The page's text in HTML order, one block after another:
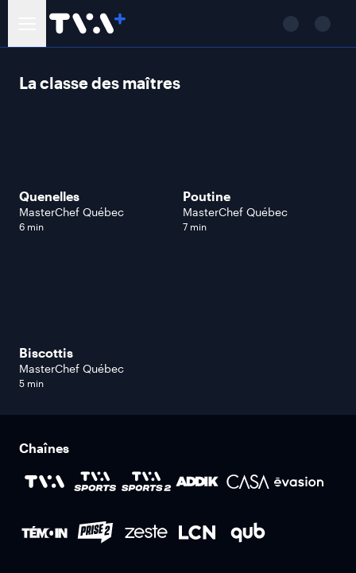
La classe des maîtres
Quenelles
MasterChef Québec
6 min
Poutine
MasterChef Québec
7 min
Biscottis
MasterChef Québec
5 min
Chaînes